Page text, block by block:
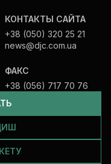
КОНТАКТЫ САЙТА
+38 (050) 320 25 21
news@djc.com.ua
ФАКС
+38 (056) 717 70 76